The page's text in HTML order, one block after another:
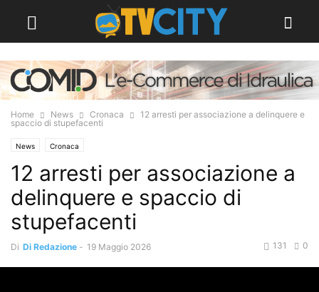
Home News Cronaca
12 arresti per associazione a delinquere e
spaccio di stupefacenti
News Cronaca
12 arresti per associazione a
delinquere e spaccio di
stupefacenti
Di Di Redazione - 19 Maggio 2026 0
131